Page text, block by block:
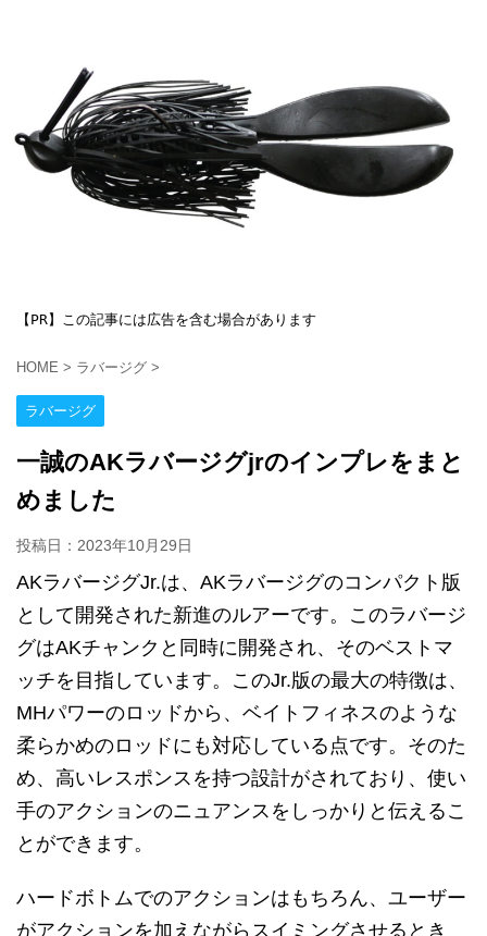
【PR】この記事には広告を含む場合があります
HOME > ラバージグ >
ラバージグ
一誠のAKラバージグjrのインプレをまと
めました
投稿日： 2023年10月29日
AKラバージグJr.は、AKラバージグのコンパクト版
として開発された新進のルアーです。このラバージ
グはAKチャンクと同時に開発され、そのベストマ
ッチを目指しています。このJr.版の最大の特徴は、
MHパワーのロッドから、ベイトフィネスのような
柔らかめのロッドにも対応している点です。そのた
め、高いレスポンスを持つ設計がされており、使い
手のアクションのニュアンスをしっかりと伝えるこ
とができます。
ハードボトムでのアクションはもちろん、ユーザー
がアクションを加えながらスイミングさせるとき